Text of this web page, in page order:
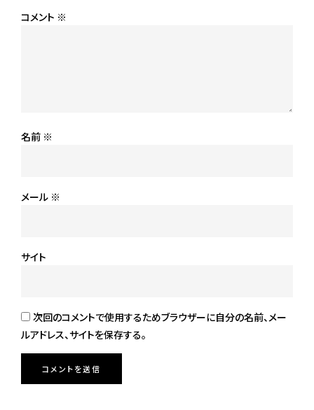
コメント ※
名前 ※
メール ※
サイト
次回のコメントで使用するためブラウザーに自分の名前、メー
ルアドレス、サイトを保存する。